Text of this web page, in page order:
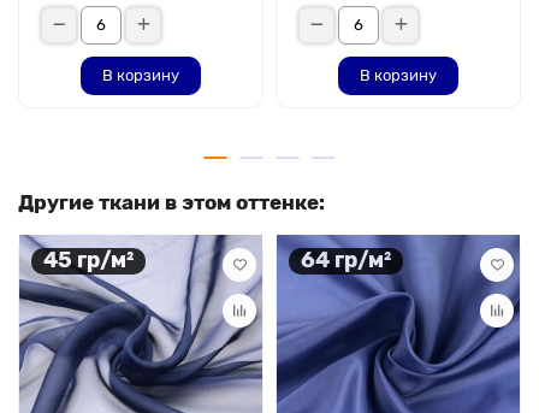
В корзину В корзину
Другие ткани в этом оттенке:
45 гр/м² 64 гр/м²